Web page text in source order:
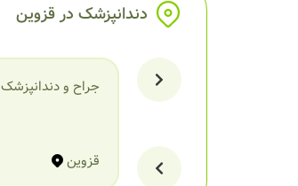
دندانپزشک در قزوین
جراح و دندانپزشک
قزوین